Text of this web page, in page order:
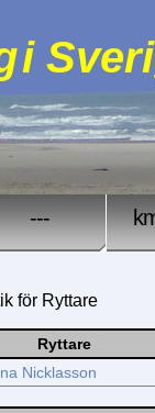
i
---
för Ryttare
Ryttare
Nicklasson